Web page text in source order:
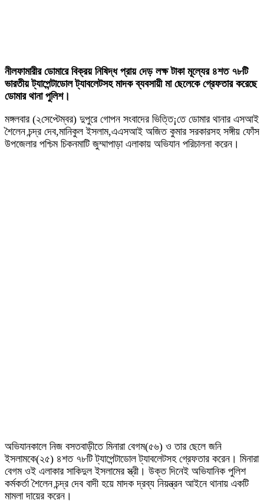
নীলফামারীর ডোমারে বিক্রয় নিষিদ্ধ প্রায় দেড় লক্ষ টাকা মূল্যের ৪শত ৭৮টি
ভারতীয় ট্যাপেন্টাডোল ট্যাবলেটসহ মাদক ব্যবসায়ী মা ছেলেকে গ্রেফতার করেছে
ডোমার থানা পুলিশ।
মঙ্গলবার (২সেপ্টেম্বর) দুপুরে গোপন সংবাদের ভিত্তি¡তে ডোমার থানার এসআই
শৈলেন চন্দ্র দেব,মানিকুল ইসলাম,এএসআই অজিত কুমার সরকারসহ সঙ্গীয় ফোঁস
উপজেলার পশ্চিম চিকনমাটি জুম্মাপাড়া এলাকায় অভিযান পরিচালনা করেন।
অভিযানকালে নিজ বসতবাড়ীতে মিনারা বেগম(৫৬) ও তার ছেলে জনি
ইসলামকে(২৫) ৪শত ৭৮টি ট্যাপেন্টাডোল ট্যাবলেটসহ গ্রেফতার করেন। মিনারা
বেগম ওই এলাকার সাকিদুল ইসলামের স্ত্রী। উক্ত দিনেই অভিযানিক পুলিশ
কর্মকর্তা শৈলেন চন্দ্র দেব বাদী হয়ে মাদক দ্রব্য নিয়ন্ত্রন আইনে থানায় একটি
মামলা দায়ের করেন।